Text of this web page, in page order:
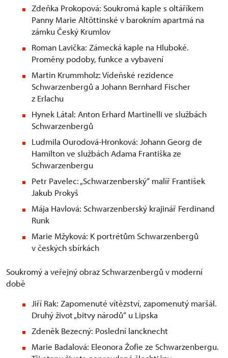
Zdeňka Prokopová: Soukromá kaple s oltáříkem
Panny Marie Altöttinské v barokním apartmá na
zámku Český Krumlov
Roman Lavička: Zámecká kaple na Hluboké.
Proměny podoby, funkce a vybavení
Martin Krummholz: Vídeňské rezidence
Schwarzenbergů a Johann Bernhard Fischer
z Erlachu
Hynek Látal: Anton Erhard Martinelli ve službách
Schwarzenbergů
Ludmila Ourodová-Hronková: Johann Georg de
Hamilton ve službách Adama Františka ze
Schwarzenbergu
Petr Pavelec: „Schwarzenberský“ malíř František
Jakub Prokyš
Mája Havlová: Schwarzenberský krajinář Ferdinand
Runk
Marie Mžyková: K portrétům Schwarzenbergů
v českých sbírkách
Soukromý a veřejný obraz Schwarzenbergů v moderní
době
Jiří Rak: Zapomenuté vítězství, zapomenutý maršál.
Druhý život „bitvy národů“ u Lipska
Zdeněk Bezecný: Poslední lancknecht
Marie Badalová: Eleonora Žofie ze Schwarzenbergu.